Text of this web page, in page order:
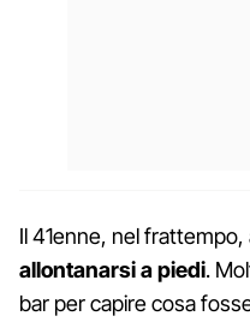
Il 41enne, nel
allontanarsi a piedi.
bar per capire cosa